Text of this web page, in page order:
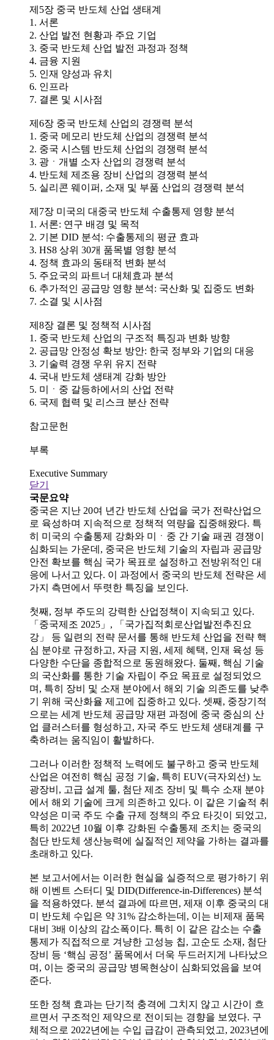
제5장 중국 반도체 산업 생태계
1. 서론
2. 산업 발전 현황과 주요 기업
3. 중국 반도체 산업 발전 과정과 정책
4. 금융 지원
5. 인재 양성과 유치
6. 인프라
7. 결론 및 시사점
제6장 중국 반도체 산업의 경쟁력 분석
1. 중국 메모리 반도체 산업의 경쟁력 분석
2. 중국 시스템 반도체 산업의 경쟁력 분석
3. 광ㆍ개별 소자 산업의 경쟁력 분석
4. 반도체 제조용 장비 산업의 경쟁력 분석
5. 실리콘 웨이퍼, 소재 및 부품 산업의 경쟁력 분석
제7장 미국의 대중국 반도체 수출통제 영향 분석
1. 서론: 연구 배경 및 목적
2. 기본 DID 분석: 수출통제의 평균 효과
3. HS8 상위 30개 품목별 영향 분석
4. 정책 효과의 동태적 변화 분석
5. 주요국의 파트너 대체효과 분석
6. 추가적인 공급망 영향 분석: 국산화 및 집중도 변화
7. 소결 및 시사점
제8장 결론 및 정책적 시사점
1. 중국 반도체 산업의 구조적 특징과 변화 방향
2. 공급망 안정성 확보 방안: 한국 정부와 기업의 대응
3. 기술력 경쟁 우위 유지 전략
4. 국내 반도체 생태계 강화 방안
5. 미ㆍ중 갈등하에서의 산업 전략
6. 국제 협력 및 리스크 분산 전략
참고문헌
부록
Executive Summary
닫기
국문요약
중국은 지난 20여 년간 반도체 산업을 국가 전략산업으
로 육성하며 지속적으로 정책적 역량을 집중해왔다. 특
히 미국의 수출통제 강화와 미ㆍ중 간 기술 패권 경쟁이
심화되는 가운데, 중국은 반도체 기술의 자립과 공급망
안전 확보를 핵심 국가 목표로 설정하고 전방위적인 대
응에 나서고 있다. 이 과정에서 중국의 반도체 전략은 세
가지 측면에서 뚜렷한 특징을 보인다.
첫째, 정부 주도의 강력한 산업정책이 지속되고 있다.
「중국제조 2025」, 「국가집적회로산업발전추진요
강」 등 일련의 전략 문서를 통해 반도체 산업을 전략 핵
심 분야로 규정하고, 자금 지원, 세제 혜택, 인재 육성 등
다양한 수단을 종합적으로 동원해왔다. 둘째, 핵심 기술
의 국산화를 통한 기술 자립이 주요 목표로 설정되었으
며, 특히 장비 및 소재 분야에서 해외 기술 의존도를 낮추
기 위해 국산화율 제고에 집중하고 있다. 셋째, 중장기적
으로는 세계 반도체 공급망 재편 과정에 중국 중심의 산
업 클러스터를 형성하고, 자국 주도 반도체 생태계를 구
축하려는 움직임이 활발하다.
그러나 이러한 정책적 노력에도 불구하고 중국 반도체
산업은 여전히 핵심 공정 기술, 특히 EUV(극자외선) 노
광장비, 고급 설계 툴, 첨단 제조 장비 및 특수 소재 분야
에서 해외 기술에 크게 의존하고 있다. 이 같은 기술적 취
약성은 미국 주도 수출 규제 정책의 주요 타깃이 되었고,
특히 2022년 10월 이후 강화된 수출통제 조치는 중국의
첨단 반도체 생산능력에 실질적인 제약을 가하는 결과를
초래하고 있다.
본 보고서에서는 이러한 현실을 실증적으로 평가하기 위
해 이벤트 스터디 및 DID(Difference-in-Differences) 분석
을 적용하였다. 분석 결과에 따르면, 제재 이후 중국의 대
미 반도체 수입은 약 31% 감소하는데, 이는 비제재 품목
대비 3배 이상의 감소폭이다. 특히 이 같은 감소는 수출
통제가 직접적으로 겨냥한 고성능 칩, 고순도 소재, 첨단
장비 등 ‘핵심 공정’ 품목에서 더욱 두드러지게 나타났으
며, 이는 중국의 공급망 병목현상이 심화되었음을 보여
준다.
또한 정책 효과는 단기적 충격에 그치지 않고 시간이 흐
르면서 구조적인 제약으로 전이되는 경향을 보였다. 구
체적으로 2022년에는 수입 급감이 관측되었고, 2023년에